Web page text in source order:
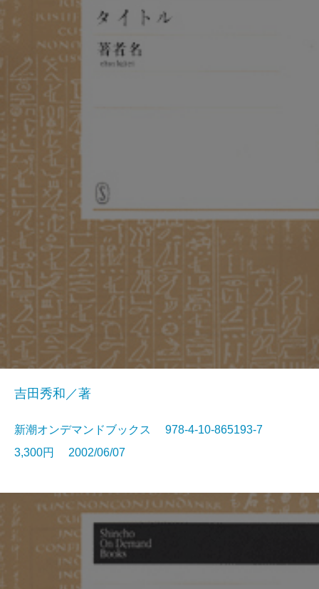
吉田秀和／著
新潮オンデマンドブックス 978-4-10-865193-7
3,300円 2002/06/07